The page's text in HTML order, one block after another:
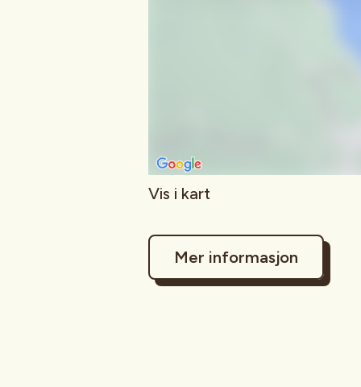
Vis i kart
Mer informasjon